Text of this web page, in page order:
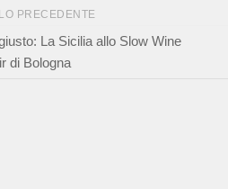
PRECEDENTE
La Sicilia allo Slow Wine
di Bologna